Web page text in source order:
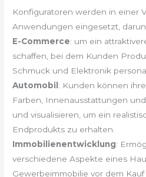
Konfiguratoren werden in einer
Anwendungen eingesetzt,
E-Commerce: um ein
schaffen, bei dem Kunden
Schmuck und Elektronik
Automobil: Kunden können
Farben, Innenausstattungen
und visualisieren, um ein
Endprodukts zu erhalten.
Immobilienentwicklung:
verschiedene Aspekte eines
Gewerbeimmobilie vor dem